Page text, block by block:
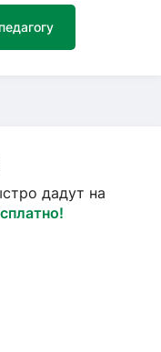
дадут на